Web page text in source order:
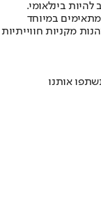
בינלאומי.
במיוחד
מקניות חווייתיות
אותנו